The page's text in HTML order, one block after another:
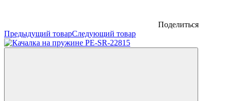
Поделиться
Предыдущий товарСледующий товар